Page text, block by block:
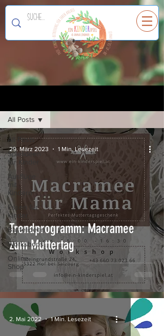
EinKINDERspiel
All Posts
Spielideen
für Kinder
Ausflüge
mit
Kindern
Essen für
Kinder
Bastelideen
Workshops
Online
Shop
All Posts
Trendprogramm: Macramee
zum Muttertag
29. März 2023 1 Min. Lesezeit
2. Mai 2022 1 Min. Lesezeit